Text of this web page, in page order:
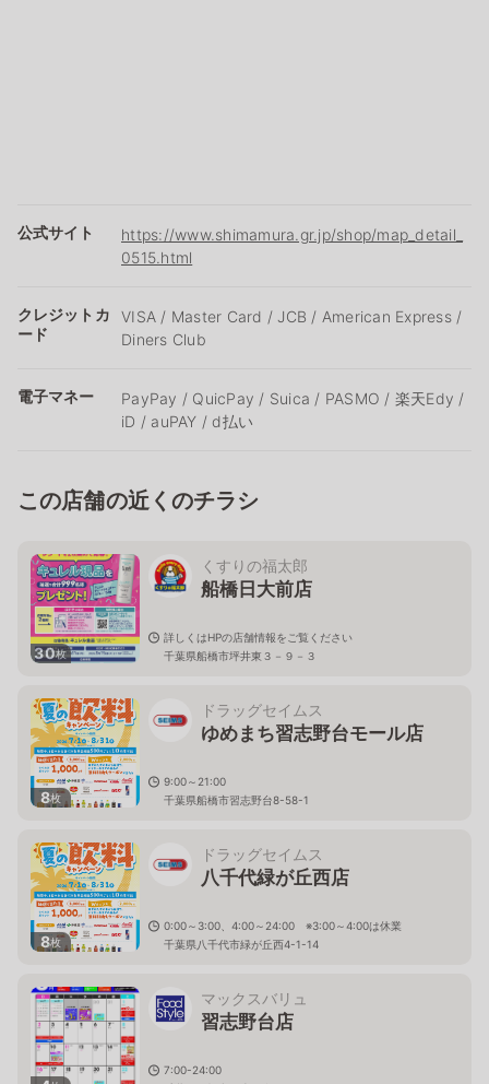
公式サイト
https://www.shimamura.gr.jp/shop/map_detail_
0515.html
クレジットカ
ード
VISA / Master Card / JCB / American Express /
Diners Club
電子マネー
PayPay / QuicPay / Suica / PASMO / 楽天Edy /
iD / auPAY / d払い
この店舗の近くのチラシ
30枚
くすりの福太郎
船橋日大前店
詳しくはHPの店舗情報をご覧ください
千葉県船橋市坪井東３－９－３
8枚
ドラッグセイムス
ゆめまち習志野台モール店
9:00～21:00
千葉県船橋市習志野台8-58-1
8枚
ドラッグセイムス
八千代緑が丘西店
0:00～3:00、4:00～24:00 ※3:00～4:00は休業
千葉県八千代市緑が丘西4-1-14
マックスバリュ
習志野台店
7:00-24:00